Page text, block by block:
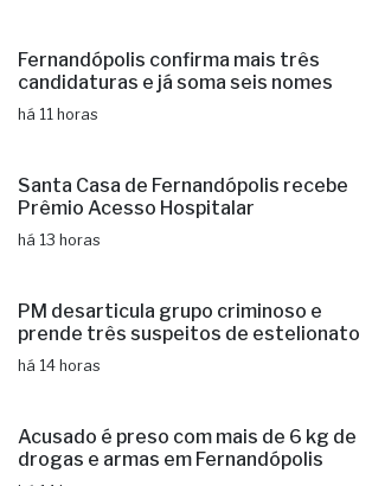
Fernandópolis confirma mais três
candidaturas e já soma seis nomes
há 11 horas
Santa Casa de Fernandópolis recebe
Prêmio Acesso Hospitalar
há 13 horas
PM desarticula grupo criminoso e
prende três suspeitos de estelionato
há 14 horas
Acusado é preso com mais de 6 kg de
drogas e armas em Fernandópolis